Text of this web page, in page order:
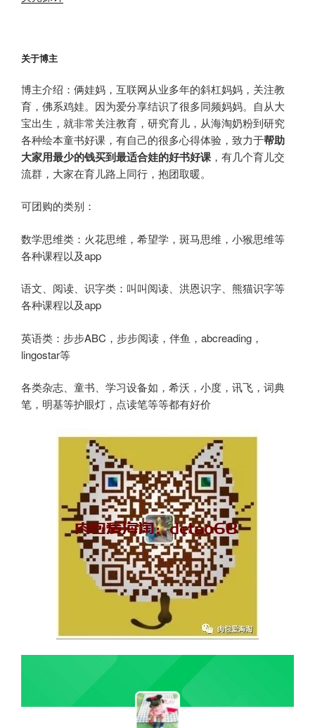
关于博主
博主介绍：俩娃妈，互联网从业多年的斜杠妈妈，关注教
育，佛系鸡娃。因为爱分享结识了很多同频妈妈。自从大
宝出生，就非常关注教育，研究育儿，从海淘奶粉到研究
各种绘本童书好课，有自己的很多心得体验，致力于帮助
大家用最少的钱买到最适合娃的好书好课 ，有几个育儿交
流群，大家在育儿路上同行，抱团取暖。
可团购的类别：
数学思维类：火花思维，希望学，斑马思维，小猴思维等
各种课程以及app
语文、阅读、识字类：叫叫阅读、洪恩识字、熊猫识字等
各种课程以及app
英语类：步步ABC，步步阅读，伴鱼，abcreading，
lingostar等
各类杂志、童书、学习设备如，希沃，小度，讯飞，词典
笔，明基等护眼灯，点读笔等等都有好价